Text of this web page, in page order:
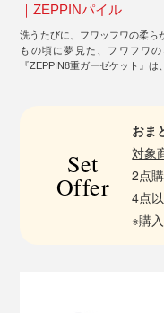
｜ZEPPINパイル
洗うたびに、フワッフワの柔
もの頃に夢見た、フワフワ
『ZEPPIN8重ガーゼケット』は
Set
Offer
おま
対象
2点
4点
※購